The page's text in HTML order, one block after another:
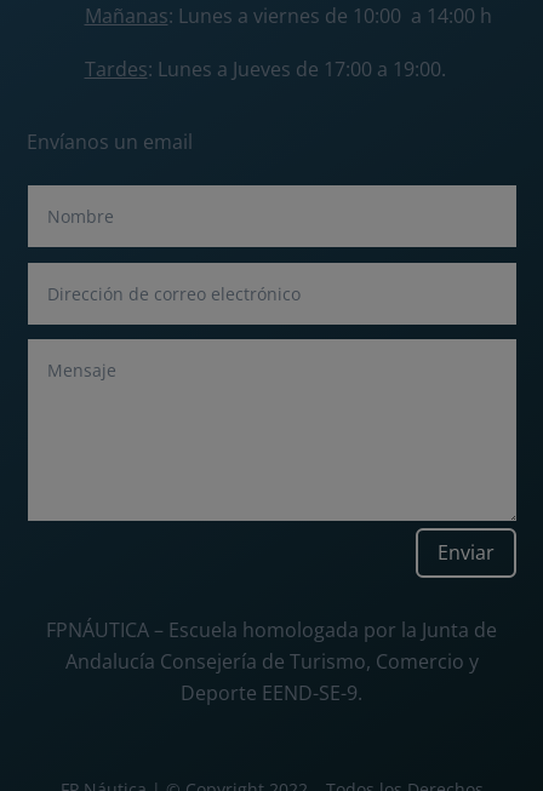
Mañanas: Lunes a viernes de 10:00 a 14:00 h
Tardes: Lunes a Jueves de 17:00 a 19:00.
Envíanos un email
Enviar
FPNÁUTICA – Escuela homologada por la Junta de
Andalucía Consejería de Turismo, Comercio y
Deporte EEND-SE-9.